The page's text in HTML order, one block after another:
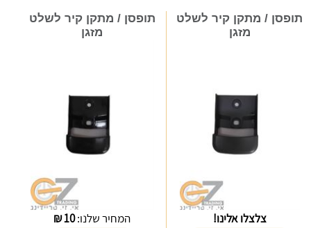
תופסן / מתקן קיר לשלט
מזגן
צלצלו אלינו!
תופסן / מתקן קיר לשלט
מזגן
המחיר שלנו:10
₪